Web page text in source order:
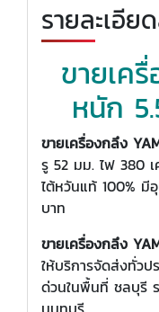
รายละเอีย
ขายเค
หนัก
ขายเครื่องกลึง
รู 52 มม. ไฟ 380 เ
ไต้หวันแท้ 100% มี
บาท
ขายเครื่องกลึง
ให้บริการจัดส่งทั่วป
ด่วนในพื้นที่ ชลบุรี